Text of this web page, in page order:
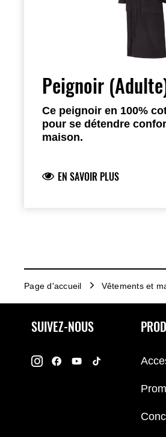
Peignoir
Ce peignoir en 100%
pour se détendre
maison.
poitrine
EN SAVOIR PLUS
Page d'accueil Vêtements et
SUIVEZ-NOUS